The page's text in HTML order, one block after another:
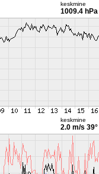
keskmine
1009.4 hPa
keskmine
2.0 m/s 39°